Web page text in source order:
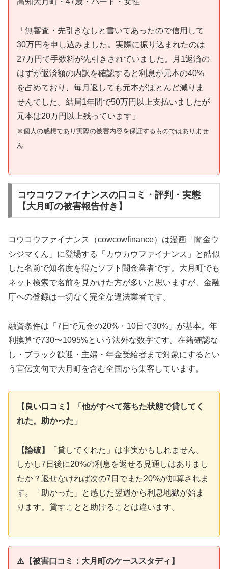
「無審査・先引きなしと書いてあったので信用して
30万円を申し込みました。実際に振り込まれたのは
27万円で手数料が先引きされていました。月1返済の
はずが返済額の内訳を確認すると利息が元本の40%
を占めており、毎月返しても元本がほとんど減りま
せんでした。結局1年間で50万円以上支払いましたが
元本は20万円以上残っています」
※個人の感想であり実際の被害内容を保証するものではありませ
ん
コウコウファイナンスの口コミ・評判・実態
【大月町の被害報告付き】
コウコウファイナンス（cowcowfinance）は漫画「闇金ウ
シジマくん」に登場する「カウカウファイナンス」と酷似
した名前で知名度を得たソフト闇金業者です。大月町でも
ネット検索で名前を見かけた方が多いと思いますが、金融
庁への登録は一切なく完全な違法業者です。
融資条件は「7日で元金の20%・10日で30%」が基本。年
利換算で730〜1095%という法外な数字です。在籍確認な
し・ブラック歓迎・主婦・年金受給者まで対象にするとい
う宣伝文句で大月町を含む全国から集客しています。
【良い口コミ】「他がすべて落ちた状態で貸してく
れた。助かった」
【論破】
「貸してくれた」は事実かもしれません。
しかし7日後に20%の利息を返せる見通しはありまし
たか？返せなければ次の7日でまた20%が加算されま
す。「助かった」と感じた翌週から利息地獄が始ま
ります。貸すことと助けることは違います。
⚠️【被害口コミ：大月町のケーススタディ】